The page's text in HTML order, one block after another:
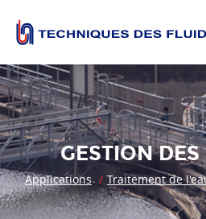
GESTION DES
Applications Traitement de